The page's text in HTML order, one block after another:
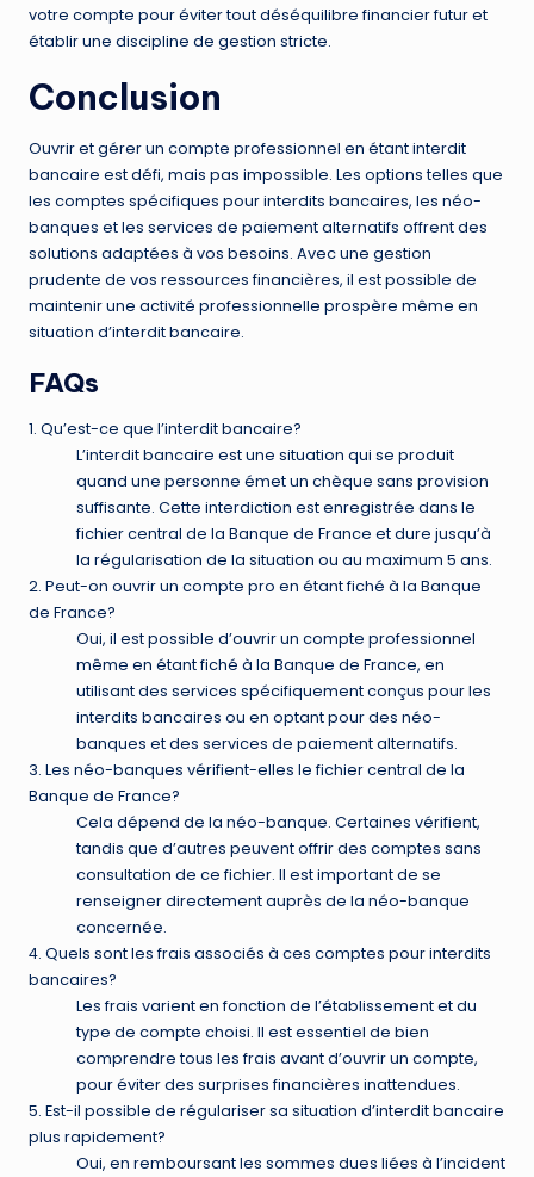
votre compte pour éviter tout déséquilibre financier futur et
établir une discipline de gestion stricte.
Conclusion
Ouvrir et gérer un compte professionnel en étant interdit
bancaire est défi, mais pas impossible. Les options telles que
les comptes spécifiques pour interdits bancaires, les néo-
banques et les services de paiement alternatifs offrent des
solutions adaptées à vos besoins. Avec une gestion
prudente de vos ressources financières, il est possible de
maintenir une activité professionnelle prospère même en
situation d’interdit bancaire.
FAQs
1. Qu’est-ce que l’interdit bancaire?
L’interdit bancaire est une situation qui se produit
quand une personne émet un chèque sans provision
suffisante. Cette interdiction est enregistrée dans le
fichier central de la Banque de France et dure jusqu’à
la régularisation de la situation ou au maximum 5 ans.
2. Peut-on ouvrir un compte pro en étant fiché à la Banque
de France?
Oui, il est possible d’ouvrir un compte professionnel
même en étant fiché à la Banque de France, en
utilisant des services spécifiquement conçus pour les
interdits bancaires ou en optant pour des néo-
banques et des services de paiement alternatifs.
3. Les néo-banques vérifient-elles le fichier central de la
Banque de France?
Cela dépend de la néo-banque. Certaines vérifient,
tandis que d’autres peuvent offrir des comptes sans
consultation de ce fichier. Il est important de se
renseigner directement auprès de la néo-banque
concernée.
4. Quels sont les frais associés à ces comptes pour interdits
bancaires?
Les frais varient en fonction de l’établissement et du
type de compte choisi. Il est essentiel de bien
comprendre tous les frais avant d’ouvrir un compte,
pour éviter des surprises financières inattendues.
5. Est-il possible de régulariser sa situation d’interdit bancaire
plus rapidement?
Oui, en remboursant les sommes dues liées à l’incident